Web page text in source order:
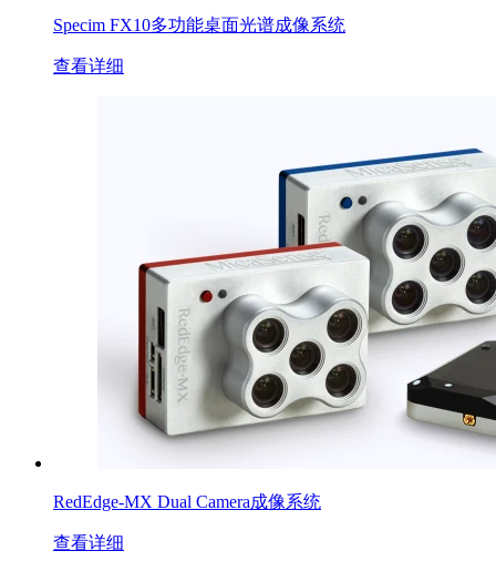
Specim FX10多功能桌面光谱成像系统
查看详细
RedEdge-MX Dual Camera成像系统
查看详细